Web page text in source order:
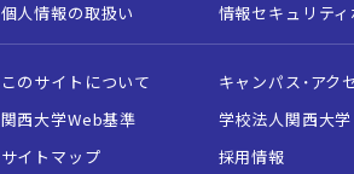
個人情報の取扱い 情報セキュリテ
このサイトについて
キャンパス・アク
関西大学Web基準
学校法人関西大学
サイトマップ
採用情報